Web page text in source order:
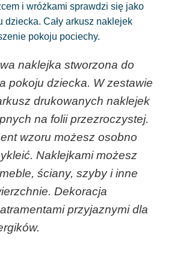
i wróżkami sprawdzi się jako
dziecka. Cały arkusz naklejek
pokoju pociechy.
naklejka stworzona do
pokoju dziecka. W zestawie
drukowanych naklejek
na folii przezroczystej.
wzoru możesz osobno
Naklejkami możesz
ściany, szyby i inne
Dekoracja
przyjaznymi dla